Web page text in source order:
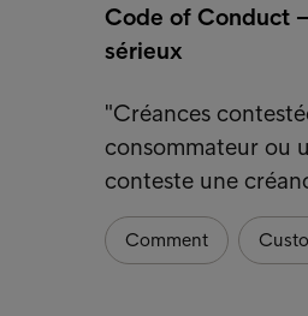
Code of Conduct
sérieux
"Créances
consommateur ou
conteste une
Comment